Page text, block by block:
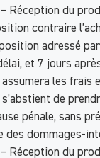
Réception du
contraire
adressé
et 7 jours
assumera les
de
pénale, sans
des dommages-
Réception du